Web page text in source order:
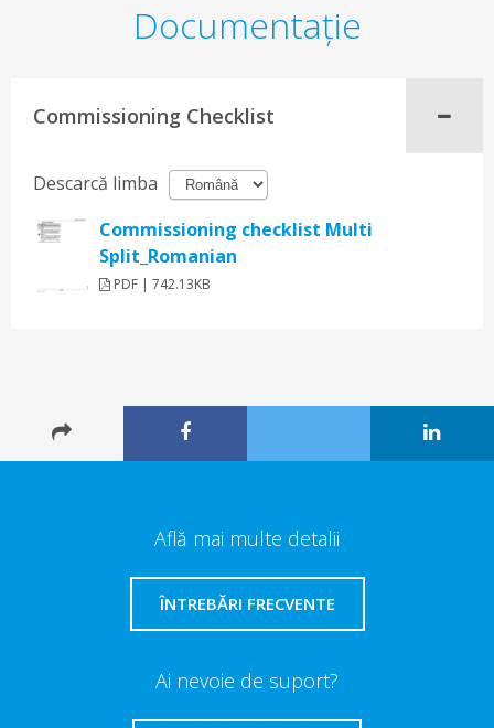
Documentaţie
Commissioning Checklist
Descarcă limba
Commissioning checklist Multi
Split_Romanian
PDF | 742.13KB
Află mai multe detalii
ÎNTREBĂRI FRECVENTE
Ai nevoie de suport?